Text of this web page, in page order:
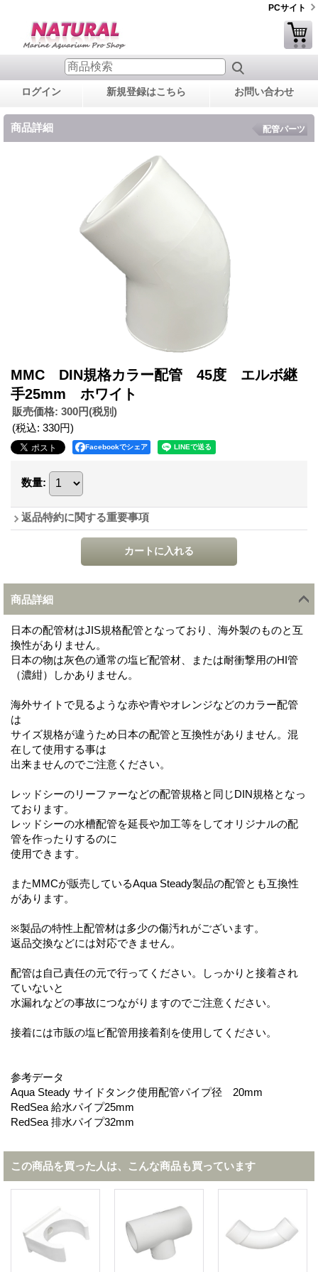
PCサイト
ログイン 新規登録はこちら お問い合わせ
商品詳細 配管パーツ
MMC DIN規格カラー配管 45度 エルボ継
手25mm ホワイト
販売価格: 300円(税別)
(税込: 330円)
Facebookでシェア
数量:
返品特約に関する重要事項
商品詳細
日本の配管材はJIS規格配管となっており、海外製のものと互
換性がありません。
日本の物は灰色の通常の塩ビ配管材、または耐衝撃用のHI管
（濃紺）しかありません。
海外サイトで見るような赤や青やオレンジなどのカラー配管
は
サイズ規格が違うため日本の配管と互換性がありません。混
在して使用する事は
出来ませんのでご注意ください。
レッドシーのリーファーなどの配管規格と同じDIN規格となっ
ております。
レッドシーの水槽配管を延長や加工等をしてオリジナルの配
管を作ったりするのに
使用できます。
またMMCが販売しているAqua Steady製品の配管とも互換性
があります。
※製品の特性上配管材は多少の傷汚れがございます。
返品交換などには対応できません。
配管は自己責任の元で行ってください。しっかりと接着され
ていないと
水漏れなどの事故につながりますのでご注意ください。
接着には市販の塩ビ配管用接着剤を使用してください。
参考データ
Aqua Steady サイドタンク使用配管パイプ径 20mm
RedSea 給水パイプ25mm
RedSea 排水パイプ32mm
この商品を買った人は、こんな商品も買っています